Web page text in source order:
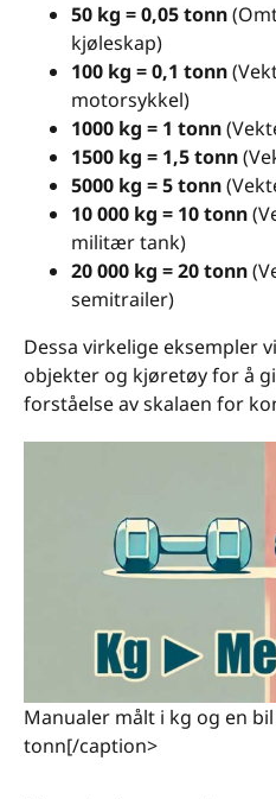
50 kg = 0,05 tonn
kjøleskap)
100 kg = 0,1 tonn
motorsykkel)
1000 kg = 1 tonn
1500 kg = 1,5 tonn
5000 kg = 5 tonn
10 000 kg = 10 tonn
militær tank)
20 000 kg = 20 tonn
semitrailer)
Dessa virkelige eksempler
objekter og kjøretøy for å
forståelse av skalaen for
Manualer målt i kg og en
tonn[/caption>